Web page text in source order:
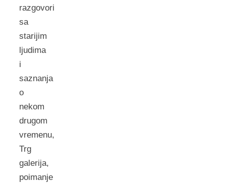
razgovori
sa
starijim
ljudima
i
saznanja
o
nekom
drugom
vremenu,
Trg
galerija,
poimanje